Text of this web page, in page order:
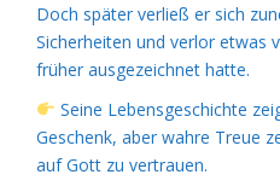
Doch später verließ er sich
Sicherheiten und verlor etwas
früher ausgezeichnet hatte.
Seine Lebensgeschichte
Geschenk, aber wahre Treue
auf Gott zu vertrauen.